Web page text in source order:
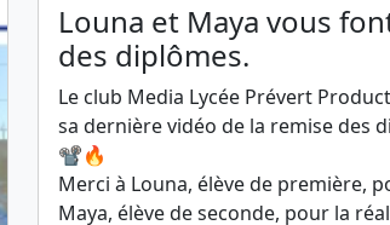
Louna et Maya vous
des diplômes.
Le club Media Lycée Prévert
sa dernière vidéo de la remise des
📽️🔥
Merci à Louna, élève de première,
Maya, élève de seconde, pour la